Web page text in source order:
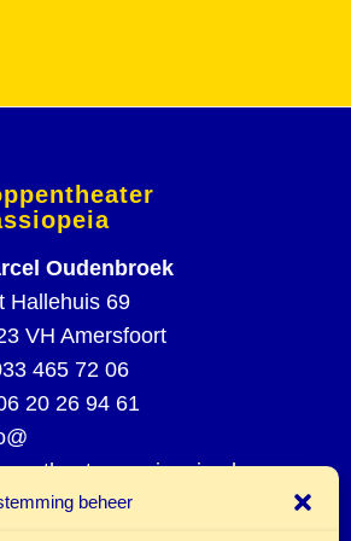
beheer
Oudenbroek
Hallehuis 69
VH Amersfoort
465 72 06
20 26 94 61